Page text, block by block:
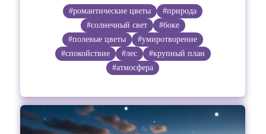
#романтические цветы
#природа
#солнечный свет
#боке
#полевые цветы
#умиротворение
#спокойствие
#лес
#крупный план
#атмосфера